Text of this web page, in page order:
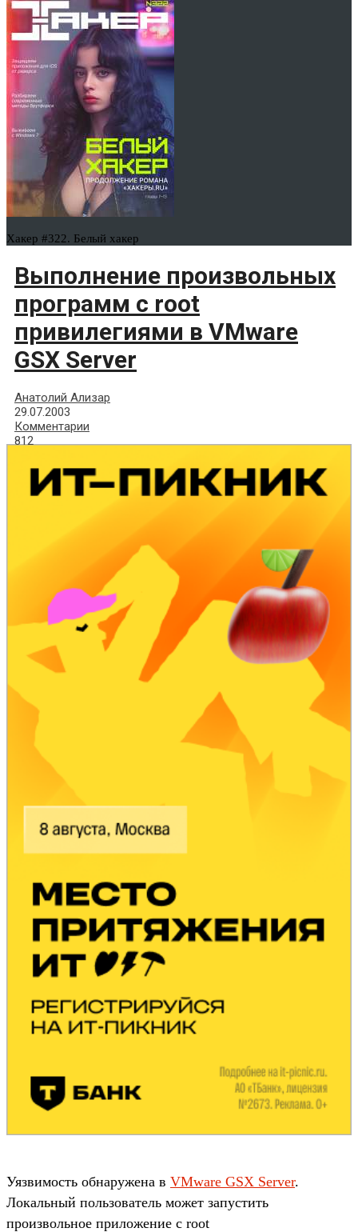
Хакер #322. Белый хакер
Выполнение произвольных
программ с root
привилегиями в VMware
GSX Server
Анатолий Ализар
29.07.2003
Комментарии
812
Уязвимость обнаружена в VMware GSX Server.
Локальный пользователь может запустить
произвольное приложение с root